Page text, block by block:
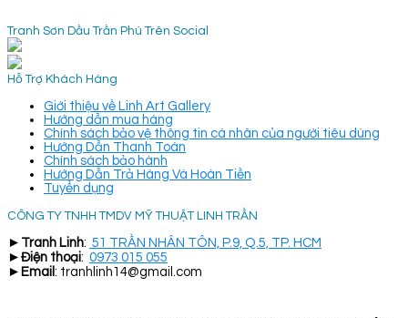
Tranh Sơn Dầu Trần Phú Trên Social
Hỗ Trợ Khách Hàng
Giới thiệu về Linh Art Gallery
Hướng dẫn mua hàng
Chính sách bảo vệ thông tin cá nhân của người tiêu dùng
Hướng Dẫn Thanh Toán
Chính sách bảo hành
Hướng Dẫn Trả Hàng Và Hoàn Tiền
Tuyển dụng
CÔNG TY TNHH TMDV MỸ THUẬT LINH TRẦN
► Tranh Linh: 51 TRẦN NHÂN TÔN, P.9, Q.5, TP. HCM
► Điện thoại: 0973 015 055
► Email : tranhlinh14@gmail.com